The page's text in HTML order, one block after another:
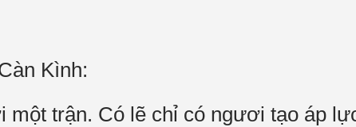
Kình:
một trận. Có lẽ chỉ có ngươi tạo áp